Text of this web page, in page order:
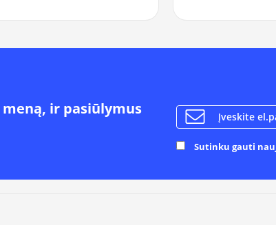
ir pasiūlymus
Sutinku gauti